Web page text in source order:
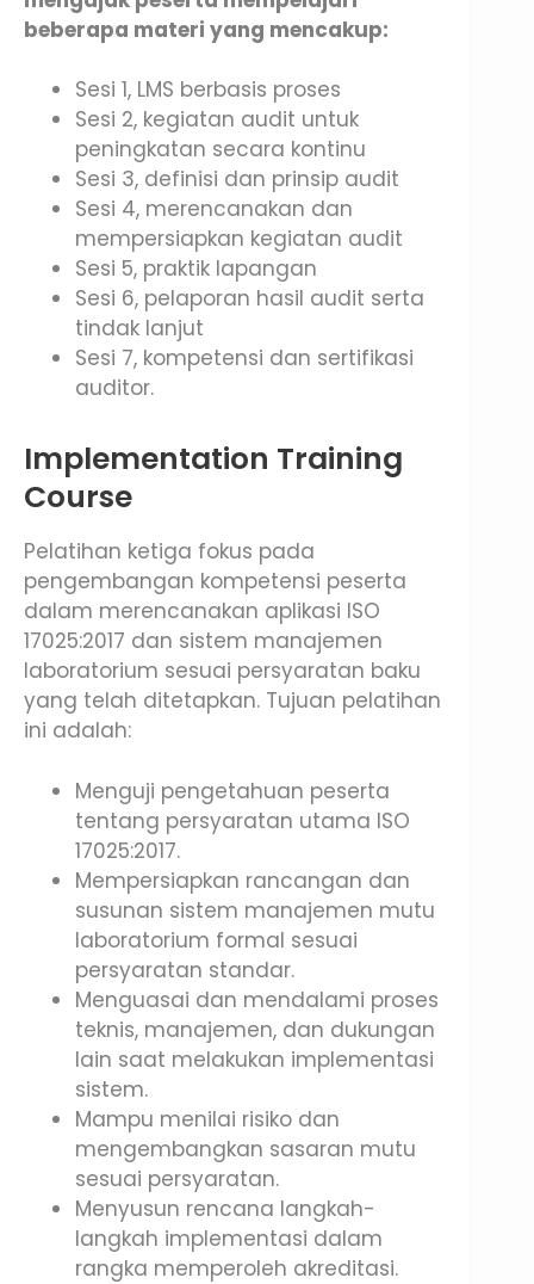
beberapa materi yang mencakup:
Sesi 1, LMS berbasis proses
Sesi 2, kegiatan audit untuk
peningkatan secara kontinu
Sesi 3, definisi dan prinsip audit
Sesi 4, merencanakan dan
mempersiapkan kegiatan audit
Sesi 5, praktik lapangan
Sesi 6, pelaporan hasil audit serta
tindak lanjut
Sesi 7, kompetensi dan sertifikasi
auditor.
Implementation Training
Course
Pelatihan ketiga fokus pada
pengembangan kompetensi peserta
dalam merencanakan aplikasi ISO
17025:2017 dan sistem manajemen
laboratorium sesuai persyaratan baku
yang telah ditetapkan. Tujuan pelatihan
ini adalah:
Menguji pengetahuan peserta
tentang persyaratan utama ISO
17025:2017.
Mempersiapkan rancangan dan
susunan sistem manajemen mutu
laboratorium formal sesuai
persyaratan standar.
Menguasai dan mendalami proses
teknis, manajemen, dan dukungan
lain saat melakukan implementasi
sistem.
Mampu menilai risiko dan
mengembangkan sasaran mutu
sesuai persyaratan.
Menyusun rencana langkah-
langkah implementasi dalam
rangka memperoleh akreditasi.